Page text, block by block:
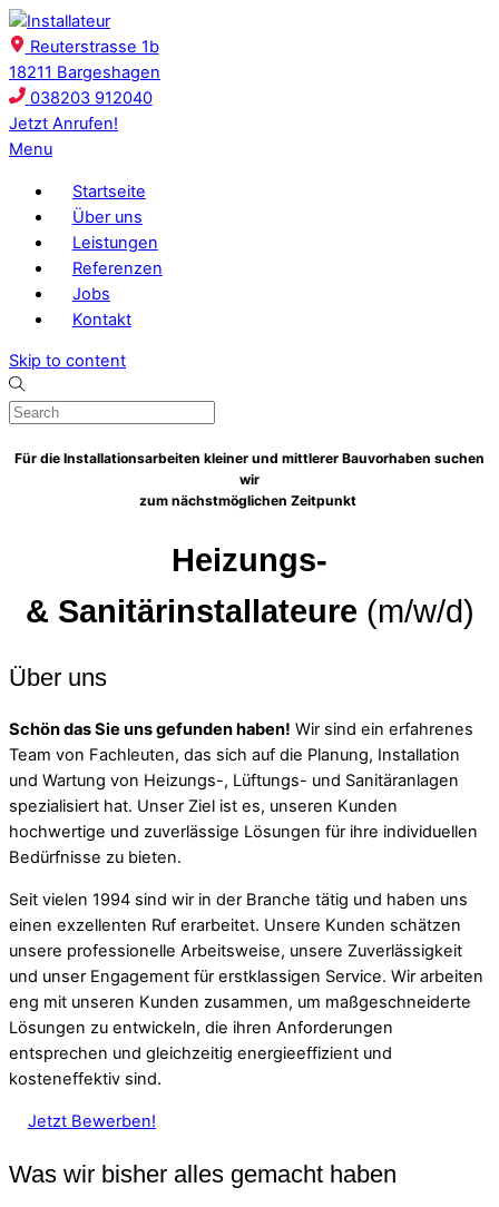
Reuterstrasse 1b
18211 Bargeshagen
038203 912040
Jetzt Anrufen!
Menu
Startseite
Über uns
Leistungen
Referenzen
Jobs
Kontakt
Skip to content
Für die Installationsarbeiten kleiner und mittlerer Bauvorhaben suchen
wir
zum nächstmöglichen Zeitpunkt
Heizungs-
& Sanitärinstallateure (m/w/d)
Über uns
Schön das Sie uns gefunden haben! Wir sind ein erfahrenes
Team von Fachleuten, das sich auf die Planung, Installation
und Wartung von Heizungs-, Lüftungs- und Sanitäranlagen
spezialisiert hat. Unser Ziel ist es, unseren Kunden
hochwertige und zuverlässige Lösungen für ihre individuellen
Bedürfnisse zu bieten.
Seit vielen 1994 sind wir in der Branche tätig und haben uns
einen exzellenten Ruf erarbeitet. Unsere Kunden schätzen
unsere professionelle Arbeitsweise, unsere Zuverlässigkeit
und unser Engagement für erstklassigen Service. Wir arbeiten
eng mit unseren Kunden zusammen, um maßgeschneiderte
Lösungen zu entwickeln, die ihren Anforderungen
entsprechen und gleichzeitig energieeffizient und
kosteneffektiv sind.
Jetzt Bewerben!
Was wir bisher alles gemacht haben